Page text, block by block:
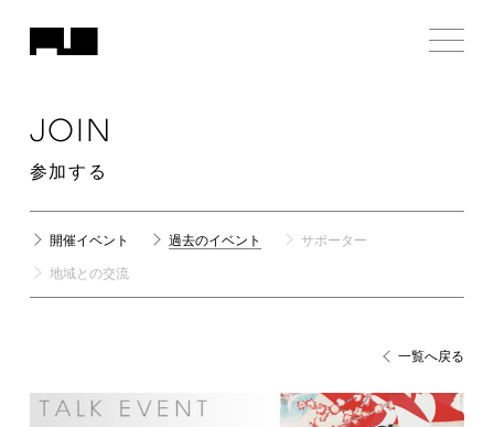
JOIN
参加する
開催イベント 過去のイベント サポーター
地域との交流
一覧へ戻る